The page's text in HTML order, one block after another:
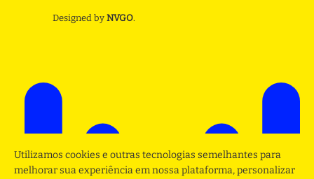
Designed by NVGO.
Utilizamos cookies e outras tecnologias semelhantes para
melhorar sua experiência em nossa plataforma, personalizar